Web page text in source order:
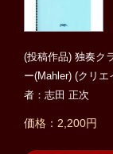
(投稿作品) 独奏ク
ー(Mahler) (クリ
者：志田 正次
価格：2,200円